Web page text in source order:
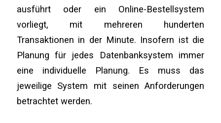
ausführt oder ein Online-Bestellsystem
vorliegt, mit mehreren hunderten
Transaktionen in der Minute. Insofern ist die
Planung für jedes Datenbanksystem immer
eine individuelle Planung. Es muss das
jeweilige System mit seinen Anforderungen
betrachtet werden.